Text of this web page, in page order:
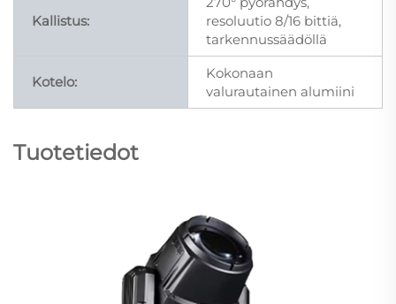
Kallistus:
resoluutio 8/16 bittiä,
tarkennussäädöllä
Kotelo:
Kokonaan
valurautainen alumiini
Tuotetiedot